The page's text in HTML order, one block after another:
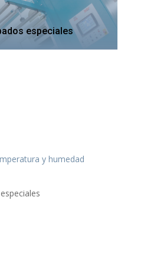
especiales
y humedad